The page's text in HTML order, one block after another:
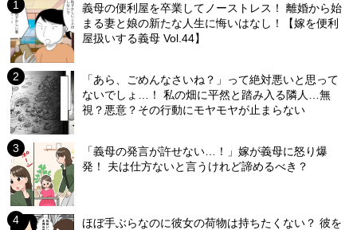
義母の便利屋を卒業してノーストレス！ 離婚から始
まる妻と娘の新たな人生に悔いはなし！【嫁を便利
屋扱いする義母 Vol.44】
「あら、ごめんなさいね？」って絶対悪いと思って
ないでしょ…！ 私の畑に平然と踏み入る隣人…無
視？悪意？その行動にモヤモヤが止まらない
「義母の発言が許せない…！」嫁が義母に怒り爆
発！ 夫は仕方ないと言うけれど諦めるべき？
ほぼ手ぶらなのに彼女の荷物は持ちたくない？ 彼を